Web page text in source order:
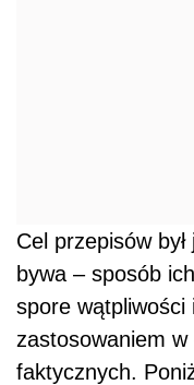
Cel przepisów
bywa – sposób
spore wątpliwości
zastosowaniem
faktycznych.